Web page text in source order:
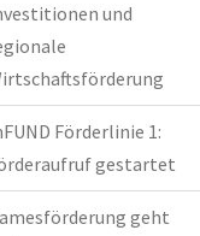
und
Förderlinie 1:
gestartet
geht